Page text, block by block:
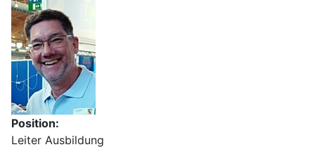
Position:
Leiter Ausbildung